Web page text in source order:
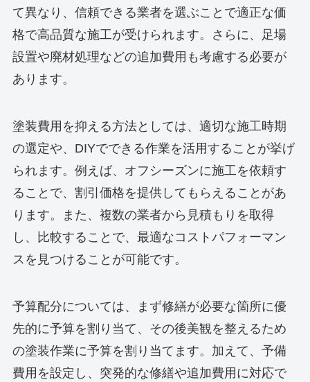
て異なり、信頼できる業者を選ぶことで適正な価
格で高品質な施工が受けられます。さらに、足場
設置や廃材処理などの追加費用も考慮する必要が
あります。
塗装費用を抑える方法としては、適切な施工時期
の選定や、DIYでできる作業を活用することが挙げ
られます。例えば、オフシーズンに施工を依頼す
ることで、割引価格を提供してもらえることがあ
ります。また、複数の業者から見積もりを取得
し、比較することで、最適なコストパフォーマン
スを見つけることが可能です。
予算配分については、まず修繕が必要な箇所に優
先的に予算を割り当て、その後美観を整えるため
の塗装作業に予算を割り当てます。加えて、予備
費用を設定し、突発的な修繕や追加費用に対応で